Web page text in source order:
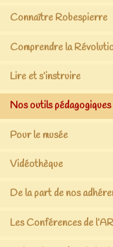
Connaître Robespierre
Comprendre la
Lire et s’instruire
Nos outils pédagogiques
Pour le musée
Vidéothèque
De la part de nos
Les Conférences de